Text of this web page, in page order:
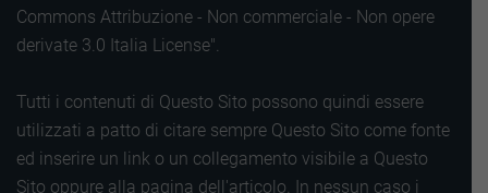
Commons Attribuzione - Non commerciale - Non opere
derivate 3.0 Italia License".
Tutti i contenuti di Questo Sito possono quindi essere
utilizzati a patto di citare sempre Questo Sito come fonte
ed inserire un link o un collegamento visibile a Questo
Sito oppure alla pagina dell'articolo. In nessun caso i